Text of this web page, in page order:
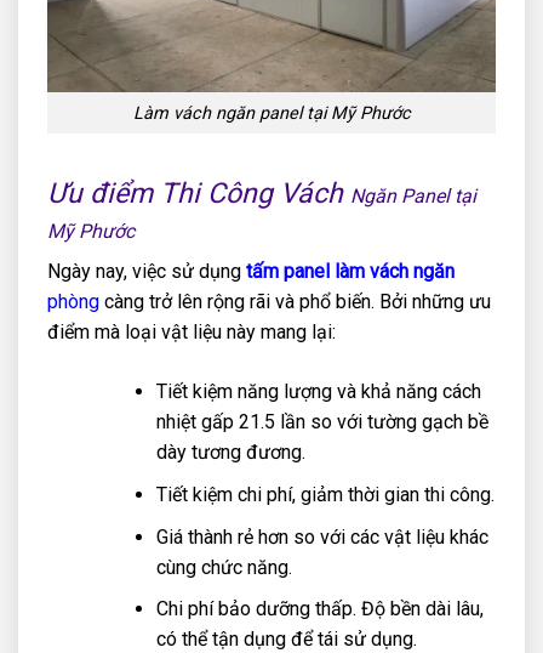
Làm vách ngăn panel tại Mỹ Phước
Ưu điểm Thi Công Vách Ngăn Panel tại
Mỹ Phước
Ngày nay, việc sử dụng tấm panel làm vách ngăn
phòng càng trở lên rộng rãi và phổ biến. Bởi những ưu
điểm mà loại vật liệu này mang lại:
Tiết kiệm năng lượng và khả năng cách
nhiệt gấp 21.5 lần so với tường gạch bề
dày tương đương.
Tiết kiệm chi phí, giảm thời gian thi công.
Giá thành rẻ hơn so với các vật liệu khác
cùng chức năng.
Chi phí bảo dưỡng thấp. Độ bền dài lâu,
có thể tận dụng để tái sử dụng.